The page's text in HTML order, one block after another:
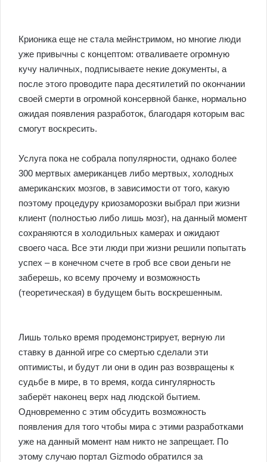
Крионика еще не стала мейнстримом, но многие люди
уже привычны с концептом: отваливаете огромную
кучу наличных, подписываете некие документы, а
после этого проводите пара десятилетий по окончании
своей смерти в огромной консервной банке, нормально
ожидая появления разработок, благодаря которым вас
смогут воскресить.
Услуга пока не собрала популярности, однако более
300 мертвых американцев либо мертвых, холодных
американских мозгов, в зависимости от того, какую
поэтому процедуру криозаморозки выбрал при жизни
клиент (полностью либо лишь мозг), на данный момент
сохраняются в холодильных камерах и ожидают
своего часа. Все эти люди при жизни решили попытать
успех – в конечном счете в гроб все свои деньги не
заберешь, ко всему прочему и возможность
(теоретическая) в будущем быть воскрешенным.
Лишь только время продемонстрирует, верную ли
ставку в данной игре со смертью сделали эти
оптимисты, и будут ли они в один раз возвращены к
судьбе в мире, в то время, когда сингулярность
заберёт наконец верх над людской бытием.
Одновременно с этим обсудить возможность
появления для того чтобы мира с этими разработками
уже на данный момент нам никто не запрещает. По
этому случаю портал Gizmodo обратился за